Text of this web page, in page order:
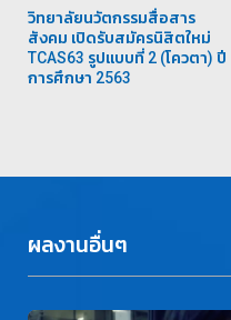
วิทยาลัยนวัตกรรมสื่อสาร
สังคม เปิดรับสมัครนิสิตใหม่
TCAS63 รูปแบบที่ 2 (โควตา) ปี
การศึกษา 2563
ผลงานอื่นๆ